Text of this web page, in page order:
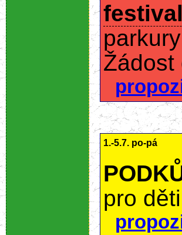
Žádost
1.-5.7. po-pá
pro